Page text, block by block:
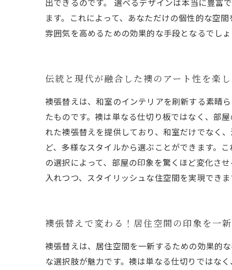
出できるのです。 選べるデザインは本当に豊富
ます。これによって、あなただけの個性的な空
雰囲気を高めるための効果的な手段となるでし
伝統と現代が融合した襖のアート性を楽し
襖張替えは、和室のインテリアを刷新する素晴
たものです。襖は単なる仕切り板ではなく、部
れた襖張替えを提供しており、和室だけでなく
ど、多様なスタイルから選ぶことができます。
の選択によって、部屋の印象を驚くほど変化さ
入れつつ、スタイリッシュな住空間を実現でき
襖張替えで変わる！居住空間の印象を一
襖張替えは、居住空間を一新するための効果的
な選択肢が魅力です。襖は単なる仕切りではな